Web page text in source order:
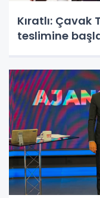
Kıratlı:
teslimine